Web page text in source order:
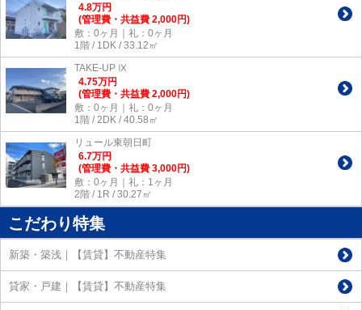
4.8万円
(管理費・共益費 2,000円)
敷：0ヶ月｜礼：0ヶ月
1階 / 1DK / 33.12㎡
TAKE-UP Ⅸ
4.75万円
(管理費・共益費 2,000円)
敷：0ヶ月｜礼：0ヶ月
1階 / 2DK / 40.58㎡
リュール東朝日町
6.7万円
(管理費・共益費 3,000円)
敷：0ヶ月｜礼：1ヶ月
2階 / 1R / 30.27㎡
こだわり特集
新築・築浅｜【賃貸】不動産特集
貸家・戸建｜【賃貸】不動産特集